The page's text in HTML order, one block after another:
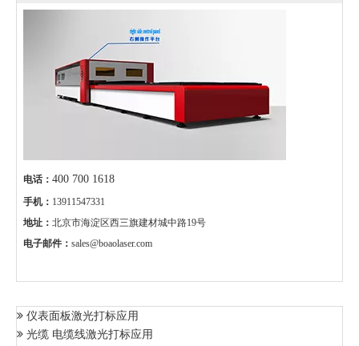
电话： 400 700 1618
手机： 13911547331
地址： 北京市海淀区西三旗建材城中路19号
电子邮件： sales@boaolaser.com
仪表面板激光打标应用
光缆 电缆线激光打标应用